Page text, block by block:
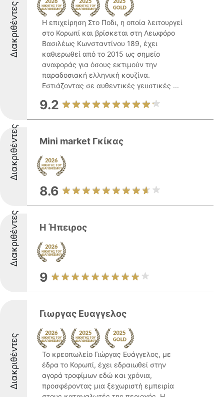
Διακριθέντες
Η επιχείρηση Στο Ποδι, η οποία λειτουργεί
στο Κορωπί και βρίσκεται στη Λεωφόρο
Βασιλέως Κωνσταντίνου 189, έχει
καθιερωθεί από το 2015 ως σημείο
αναφοράς για όσους εκτιμούν την
παραδοσιακή ελληνική κουζίνα.
Εστιάζοντας σε αυθεντικές γευστικές ...
9.2
Διακριθέντες Mini market Γκίκας
8.6
Διακριθέντες Η Ήπειρος
9
Διακριθέντες
Γιωργας Ευαγγελος
Το κρεοπωλείο Γιώργας Ευάγγελος, με
έδρα το Κορωπί, έχει εδραιωθεί στην
αγορά τροφίμων εδώ και χρόνια,
προσφέροντας μια ξεχωριστή εμπειρία